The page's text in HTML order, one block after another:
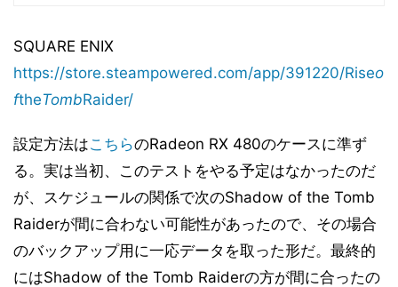
12 Tom Clancy's Ghost Recon Wildlands
14 Basemark CL 1.1
15 Sandra Titanium SP1b
消費電力
17 まとめと考察
SQUARE ENIX
https://store.steampowered.com/app/391220/Riseo
ftheTombRaider/
設定方法はこちらのRadeon RX 480のケースに準ず
る。実は当初、このテストをやる予定はなかったのだ
が、スケジュールの関係で次のShadow of the Tomb
Raiderが間に合わない可能性があったので、その場合
のバックアップ用に一応データを取った形だ。最終的
にはShadow of the Tomb Raiderの方が間に合ったの